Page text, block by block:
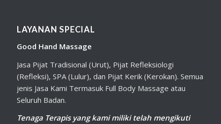
LAYANAN SPECIAL
Good Hand Massage
Jasa Pijat Tradisional (Urut), Pijat Refleksiologi
(Refleksi), SPA (Lulur), dan Pijat Kerik (Kerokan). Semua
jenis Jasa Kami Termasuk Full Body Massage atau
Seluruh Badan.
Tenaga Terapis yang kami miliki telah mengikuti